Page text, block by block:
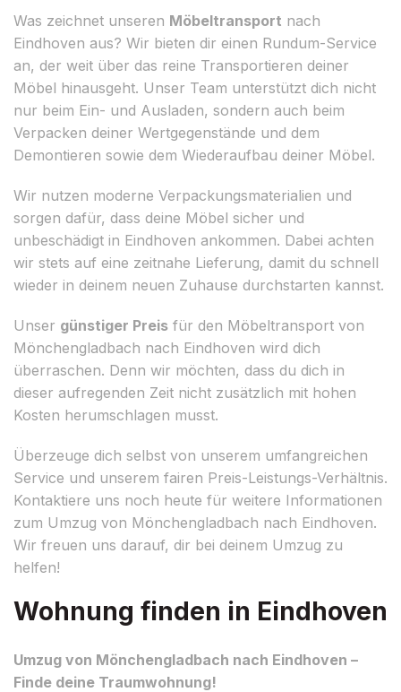
Was zeichnet unseren Möbeltransport nach
Eindhoven aus? Wir bieten dir einen Rundum-Service
an, der weit über das reine Transportieren deiner
Möbel hinausgeht. Unser Team unterstützt dich nicht
nur beim Ein- und Ausladen, sondern auch beim
Verpacken deiner Wertgegenstände und dem
Demontieren sowie dem Wiederaufbau deiner Möbel.
Wir nutzen moderne Verpackungsmaterialien und
sorgen dafür, dass deine Möbel sicher und
unbeschädigt in Eindhoven ankommen. Dabei achten
wir stets auf eine zeitnahe Lieferung, damit du schnell
wieder in deinem neuen Zuhause durchstarten kannst.
Unser günstiger Preis für den Möbeltransport von
Mönchengladbach nach Eindhoven wird dich
überraschen. Denn wir möchten, dass du dich in
dieser aufregenden Zeit nicht zusätzlich mit hohen
Kosten herumschlagen musst.
Überzeuge dich selbst von unserem umfangreichen
Service und unserem fairen Preis-Leistungs-Verhältnis.
Kontaktiere uns noch heute für weitere Informationen
zum Umzug von Mönchengladbach nach Eindhoven.
Wir freuen uns darauf, dir bei deinem Umzug zu
helfen!
Wohnung finden in Eindhoven
Umzug von Mönchengladbach nach Eindhoven –
Finde deine Traumwohnung!